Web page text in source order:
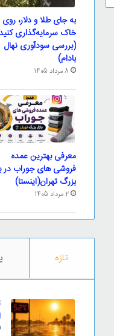
به جای طلا و دلار، روی
خاک سرمایه‌گذاری
(بررسی سودآوری نهال
بادام)
8 مرداد 1405
معرفی بهترین عمده
فروشی های جوراب در
بزرگ تهران(اینستا)
2 مرداد 1405
تازه